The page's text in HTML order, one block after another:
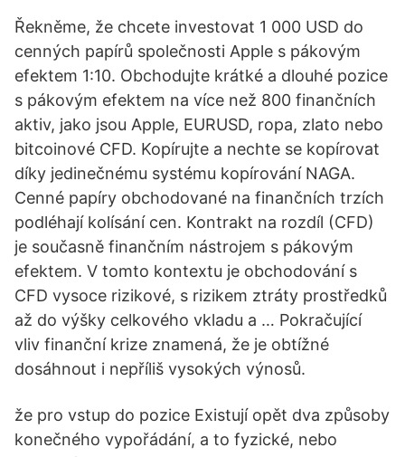
Řekněme, že chcete investovat 1 000 USD do
cenných papírů společnosti Apple s pákovým
efektem 1:10. Obchodujte krátké a dlouhé pozice
s pákovým efektem na více než 800 finančních
aktiv, jako jsou Apple, EURUSD, ropa, zlato nebo
bitcoinové CFD. Kopírujte a nechte se kopírovat
díky jedinečnému systému kopírování NAGA.
Cenné papíry obchodované na finančních trzích
podléhají kolísání cen. Kontrakt na rozdíl (CFD)
je současně finančním nástrojem s pákovým
efektem. V tomto kontextu je obchodování s
CFD vysoce rizikové, s rizikem ztráty prostředků
až do výšky celkového vkladu a … Pokračující
vliv finanční krize znamená, že je obtížné
dosáhnout i nepříliš vysokých výnosů.
že pro vstup do pozice Existují opět dva způsoby
konečného vypořádání, a to fyzické, nebo